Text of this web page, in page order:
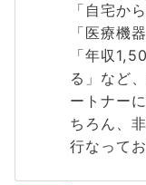
「自宅か
「医療機
「年収
る」など
ートナー
ちろん、
行なってお